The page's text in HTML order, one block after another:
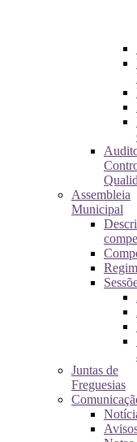
Assembleia
Municipal
Juntas de
Freguesias